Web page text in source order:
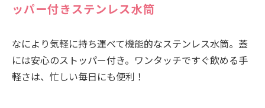
ッパー付きステンレス水筒
なにより気軽に持ち運べて機能的なステンレス水筒。蓋
には安心のストッパー付き。ワンタッチですぐ飲める手
軽さは、忙しい毎日にも便利！